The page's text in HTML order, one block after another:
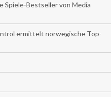
Spiele-Bestseller von Media
ermittelt norwegische Top-